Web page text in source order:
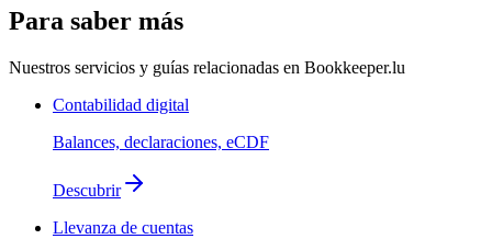
Para saber más
Nuestros servicios y guías relacionadas en Bookkeeper.lu
Contabilidad digital
Balances, declaraciones, eCDF
Descubrir
Llevanza de cuentas